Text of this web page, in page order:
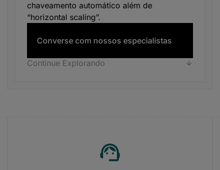
chaveamento automático além de
“horizontal scaling”.
Converse com nossos especialistas
Continue Explorando